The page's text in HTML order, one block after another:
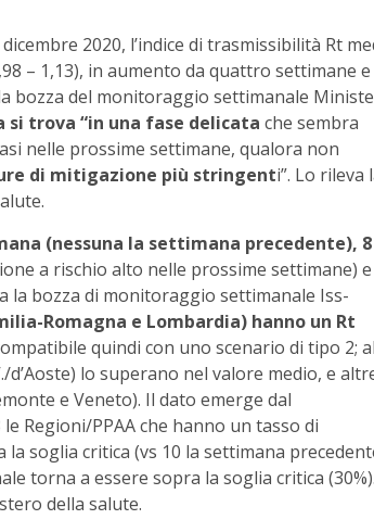
2020, l’indice di trasmissibilità Rt
– 1,13), in aumento da quattro settimane
bozza del monitoraggio settimanale
si trova “in una fase delicata che sembra
nelle prossime settimane, qualora non
di mitigazione più stringenti”. Lo rileva
(nessuna la settimana precedente), 8
a rischio alto nelle prossime settimane) e
la bozza di monitoraggio settimanale Iss-
Romagna e Lombardia) hanno un Rt
quindi con uno scenario di tipo 2;
d’Aoste) lo superano nel valore medio, e
e Veneto). Il dato emerge dal
Regioni/PPAA che hanno un tasso di
soglia critica (vs 10 la settimana
torna a essere sopra la soglia critica
della salute.